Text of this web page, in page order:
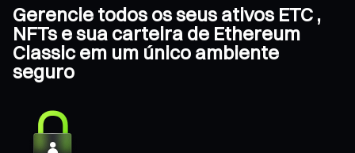
Gerencie todos os seus ativos ETC ,
NFTs e sua carteira de Ethereum
Classic em um único ambiente
seguro